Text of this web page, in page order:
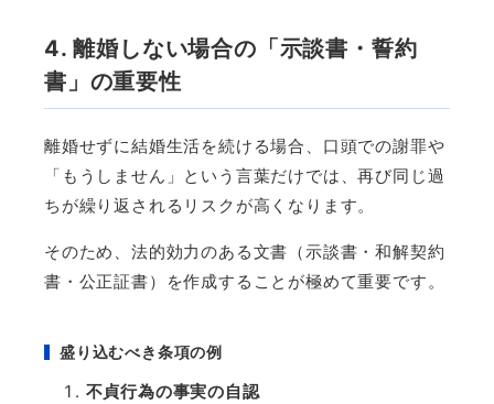
4. 離婚しない場合の「示談書・誓約
書」の重要性
離婚せずに結婚生活を続ける場合、口頭での謝罪や
「もうしません」という言葉だけでは、再び同じ過
ちが繰り返されるリスクが高くなります。
そのため、法的効力のある文書（示談書・和解契約
書・公正証書）を作成することが極めて重要です。
盛り込むべき条項の例
不貞行為の事実の自認